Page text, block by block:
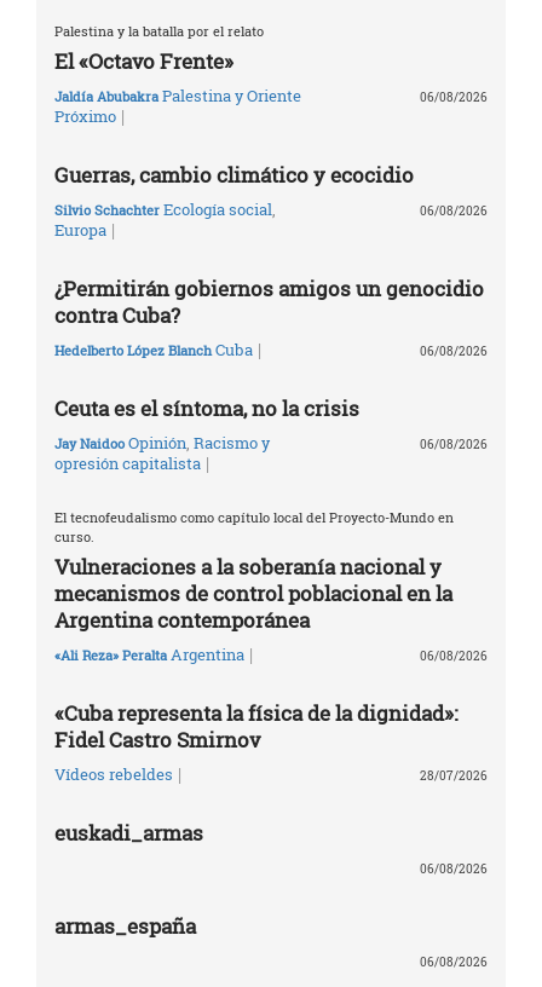
Palestina y la batalla por el relato
El «Octavo Frente»
Jaldía Abubakra Palestina y Oriente
Próximo |
06/08/2026
Guerras, cambio climático y ecocidio
Silvio Schachter Ecología social,
Europa |
06/08/2026
¿Permitirán gobiernos amigos un genocidio
contra Cuba?
Hedelberto López Blanch Cuba | 06/08/2026
Ceuta es el síntoma, no la crisis
Jay Naidoo Opinión, Racismo y
opresión capitalista |
06/08/2026
El tecnofeudalismo como capítulo local del Proyecto-Mundo en
curso.
Vulneraciones a la soberanía nacional y
mecanismos de control poblacional en la
Argentina contemporánea
«Ali Reza» Peralta Argentina | 06/08/2026
«Cuba representa la física de la dignidad»:
Fidel Castro Smirnov
Vídeos rebeldes | 28/07/2026
euskadi_armas
06/08/2026
armas_españa
06/08/2026